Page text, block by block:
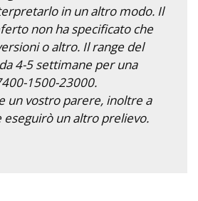
in un altro modo. Il
non ha specificato che
o altro. Il range del
4-5 settimane per una
1500-23000.
un vostro parere, inoltre a
eseguirò un altro prelievo.